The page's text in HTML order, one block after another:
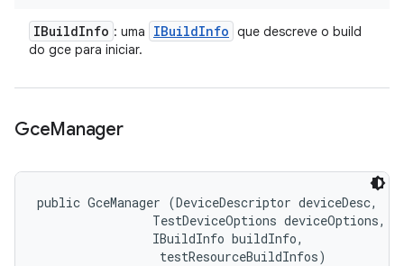
IBuildInfo : uma IBuildInfo que descreve o build
do gce para iniciar.
GceManager
public GceManager (DeviceDescriptor deviceDesc,
                TestDeviceOptions deviceOptions,
                IBuildInfo buildInfo,
testResourceBuildInfos)